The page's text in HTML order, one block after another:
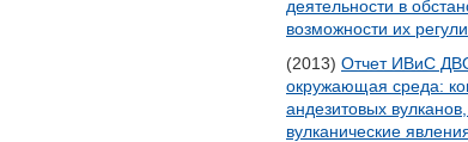
деятельности в
возможности их
(2013) Отчет ИВиС ДВО
окружающая среда:
андезитовых
вулканические